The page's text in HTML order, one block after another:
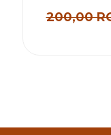
200,00